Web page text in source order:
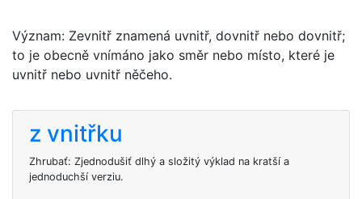
Význam: Zevnitř znamená uvnitř, dovnitř nebo dovnitř;
to je obecně vnímáno jako směr nebo místo, které je
uvnitř nebo uvnitř něčeho.
z vnitřku
Zhrubať: Zjednodušiť dlhý a složitý výklad na kratší a
jednoduchší verziu.